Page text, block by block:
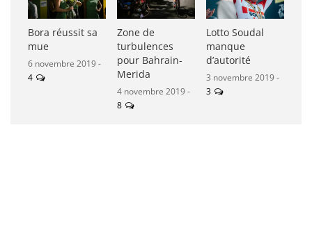
Bora réussit sa
mue
6 novembre 2019 -
4
Zone de
turbulences
pour Bahrain-
Merida
4 novembre 2019 -
8
Lotto Soudal
manque
d’autorité
3 novembre 2019 -
3